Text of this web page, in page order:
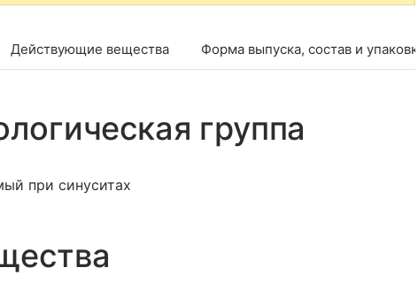
Действующие вещества Форма выпуска, состав и упаковка
группа
при синуситах